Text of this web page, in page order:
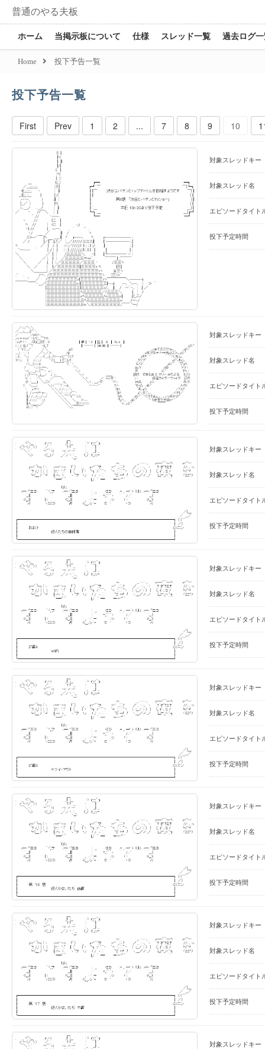
普通のやる夫板
ホーム 当掲示板について 仕様 スレッド一覧 過去ログ
Home 投下予告一覧
投下予告一覧
First Prev 1 2 ... 7 8 9 10
対象スレッドキー
対象スレッド名
エピソードタイト
投下予定時間
対象スレッドキー
対象スレッド名
エピソードタイト
投下予定時間
対象スレッドキー
対象スレッド名
エピソードタイト
投下予定時間
対象スレッドキー
対象スレッド名
エピソードタイト
投下予定時間
対象スレッドキー
対象スレッド名
エピソードタイト
投下予定時間
対象スレッドキー
対象スレッド名
エピソードタイト
投下予定時間
対象スレッドキー
対象スレッド名
エピソードタイト
投下予定時間
対象スレッドキー